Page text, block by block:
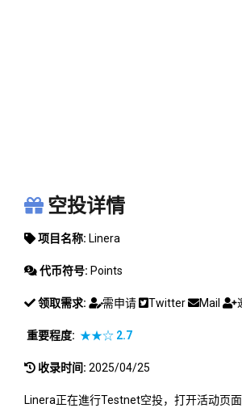
空投详情
项目名称: Linera
代币符号: Points
领取需求: 需申请 Twitter Mail
重要程度: ★★☆ 2.7
收录时间: 2025/04/25
Linera正在進行Testnet空投，打开活动页